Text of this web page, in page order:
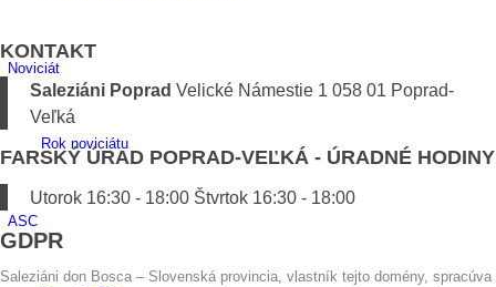
Noviciát
Rok noviciátu
ASC
KONTAKT
Saleziáni Poprad Velické Námestie 1 058 01 Poprad-
Veľká
FARSKÝ ÚRAD POPRAD-VEĽKÁ - ÚRADNÉ HODINY
Utorok 16:30 - 18:00 Štvrtok 16:30 - 18:00
GDPR
Saleziáni don Bosca – Slovenská provincia, vlastník tejto domény, spracúva